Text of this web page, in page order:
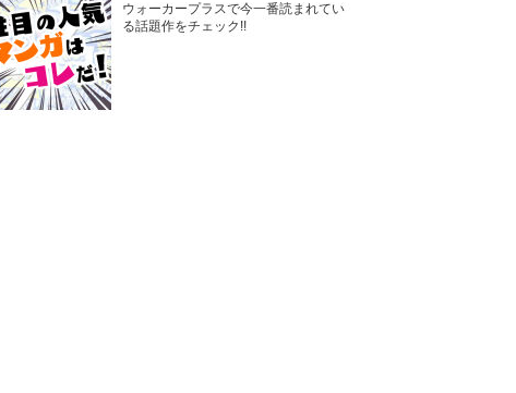
ウォーカープラスで今一番読まれてい
る話題作をチェック!!